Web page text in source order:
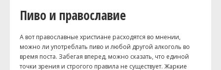
Пиво и православие
А вот православные христиане расходятся во мнении,
можно ли употреблать пиво и любой другой алкоголь во
время поста. Забегая вперед, можно сказать, что единой
точки зрения и строгого правила не существует. Жаркие